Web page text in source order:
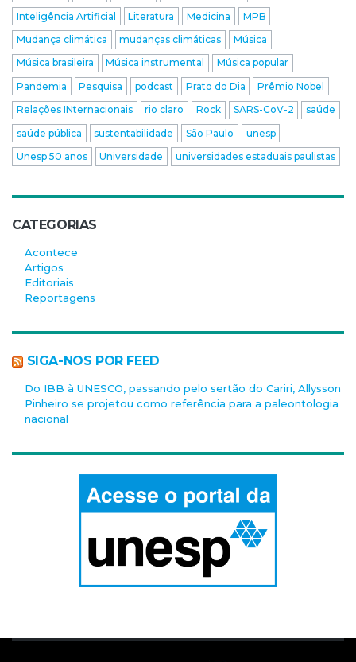
Inteligência Artificial
Literatura Medicina
MPB
Mudança climática
mudanças climáticas
Música
Música brasileira
Música instrumental
Música popular
Pandemia
Pesquisa podcast Prato do Dia
Prêmio Nobel
Relações INternacionais
rio claro Rock SARS-CoV-2
saúde
saúde pública
sustentabilidade São Paulo
unesp
Unesp 50 anos
Universidade universidades estaduais paulistas
CATEGORIAS
Acontece
Artigos
Editoriais
Reportagens
SIGA-NOS POR FEED
Do IBB à UNESCO, passando pelo sertão do Cariri, Allysson
Pinheiro se projetou como referência para a paleontologia
nacional